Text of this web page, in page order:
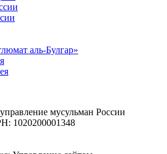
аль-Булгар»
мусульман России
1020200001348